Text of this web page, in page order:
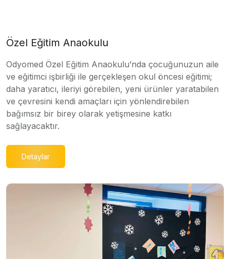
Özel Eğitim Anaokulu
Odyomed Özel Eğitim Anaokulu’nda çocuğunuzun aile
ve eğitimci işbirliği ile gerçekleşen okul öncesi eğitimi;
daha yaratıcı, ileriyi görebilen, yeni ürünler yaratabilen
ve çevresini kendi amaçları için yönlendirebilen
bağımsız bir birey olarak yetişmesine katkı
sağlayacaktır.
Detaylar